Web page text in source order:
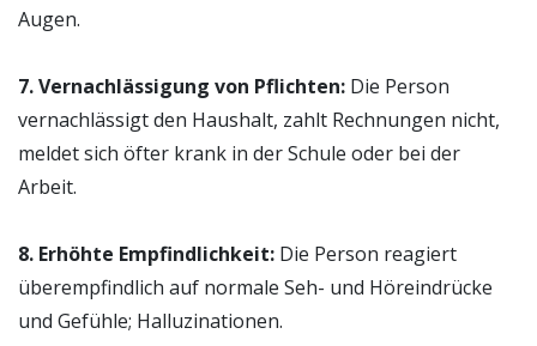
Augen.
7. Vernachlässigung von Pflichten: Die Person
vernachlässigt den Haushalt, zahlt Rechnungen nicht,
meldet sich öfter krank in der Schule oder bei der
Arbeit.
8. Erhöhte Empfindlichkeit: Die Person reagiert
überempfindlich auf normale Seh- und Höreindrücke
und Gefühle; Halluzinationen.